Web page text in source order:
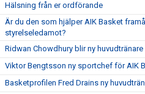
Hälsning från er ordförande
Är du den som hjälper AIK Basket
styrelseledamot?
Ridwan Chowdhury blir ny
Viktor Bengtsson ny sportchef för AIK
Basketprofilen Fred Drains ny